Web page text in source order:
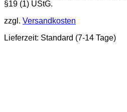
§19 (1) UStG.
zzgl. Versandkosten
Lieferzeit: Standard (7-14 Tage)